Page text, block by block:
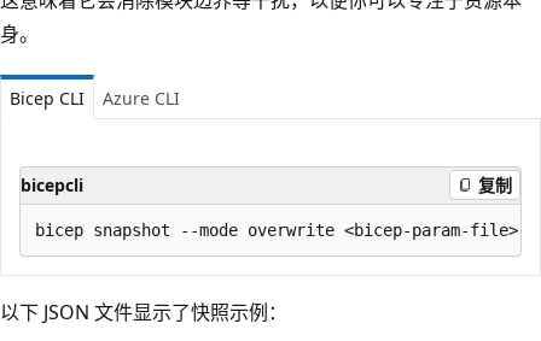
身。
Bicep CLI Azure CLI
bicepcli 复制
以下 JSON 文件显示了快照示例：